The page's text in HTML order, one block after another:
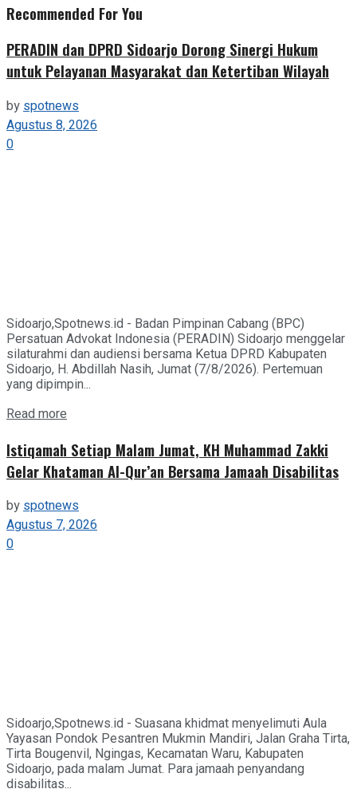
Recommended For You
PERADIN dan DPRD Sidoarjo Dorong Sinergi Hukum
untuk Pelayanan Masyarakat dan Ketertiban Wilayah
byspotnews
Agustus 8, 2026
0
Sidoarjo,Spotnews.id - Badan Pimpinan Cabang (BPC)
Persatuan Advokat Indonesia (PERADIN) Sidoarjo menggelar
silaturahmi dan audiensi bersama Ketua DPRD Kabupaten
Sidoarjo, H. Abdillah Nasih, Jumat (7/8/2026). Pertemuan
yang dipimpin...
Read more
Istiqamah Setiap Malam Jumat, KH Muhammad Zakki
Gelar Khataman Al-Qur’an Bersama Jamaah Disabilitas
byspotnews
Agustus 7, 2026
0
Sidoarjo,Spotnews.id - Suasana khidmat menyelimuti Aula
Yayasan Pondok Pesantren Mukmin Mandiri, Jalan Graha Tirta,
Tirta Bougenvil, Ngingas, Kecamatan Waru, Kabupaten
Sidoarjo, pada malam Jumat. Para jamaah penyandang
disabilitas...